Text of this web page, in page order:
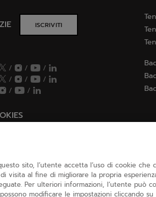
ISCRIVITI
/ /
/
/ /
/
/ /
sito, l’utente accetta l’uso di cookie che
visita al fine di migliorare la propria
Per ulteriori informazioni, l’utente può
modificare le impostazioni cliccando